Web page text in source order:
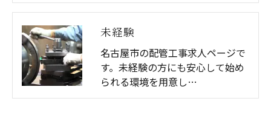
未経験
名古屋市の配管工事求人ページで
す。未経験の方にも安心して始め
られる環境を用意し…